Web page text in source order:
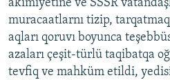
akimiyetine ve SSSR
muracaatlarnı tizip,
aqları qoruvı boyunca
azaları çeşit-türlü taqibatqa
tevfiq ve mahküm etildi,